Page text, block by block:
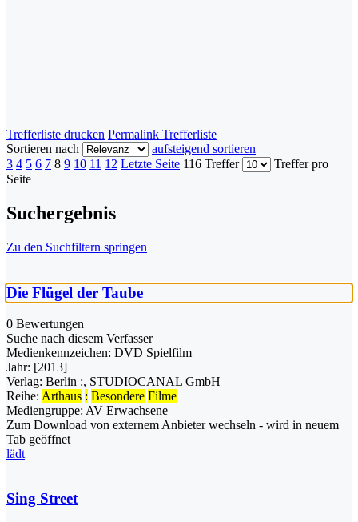
Trefferliste drucken Permalink Trefferliste
Sortieren nach
aufsteigend sortieren
3 4 5 6 7 8 9 10 11 12 Letzte Seite 116 Treffer
Treffer pro
Seite
Suchergebnis
Zu den Suchfiltern springen
Die Flügel der Taube
0 Bewertungen
Suche nach diesem Verfasser
Medienkennzeichen: DVD Spielfilm
Jahr: [2013]
Verlag: Berlin :, STUDIOCANAL GmbH
Reihe: Arthaus : Besondere Filme
Mediengruppe: AV Erwachsene
Zum Download von externem Anbieter wechseln - wird in neuem
Tab geöffnet
lädt
Sing Street